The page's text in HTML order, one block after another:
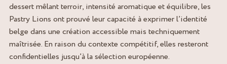
dessert mêlant terroir, intensité aromatique et équilibre, les
Pastry Lions ont prouvé leur capacité à exprimer l’identité
belge dans une création accessible mais techniquement
maîtrisée. En raison du contexte compétitif, elles resteront
confidentielles jusqu’à la sélection européenne.